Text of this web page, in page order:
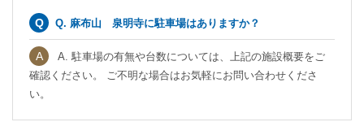
Q. 麻布山 泉明寺に駐車場はありますか？
A. 駐車場の有無や台数については、上記の施設概要をご
確認ください。 ご不明な場合はお気軽にお問い合わせくださ
い。